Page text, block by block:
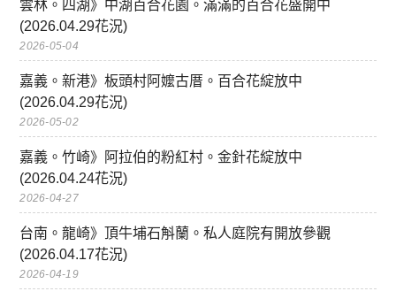
雲林。四湖》中湖百合花園。滿滿的百合花盛開中
(2026.04.29花況)
2026-05-04
嘉義。新港》板頭村阿嬤古厝。百合花綻放中
(2026.04.29花況)
2026-05-02
嘉義。竹崎》阿拉伯的粉紅村。金針花綻放中
(2026.04.24花況)
2026-04-27
台南。龍崎》頂牛埔石斛蘭。私人庭院有開放參觀
(2026.04.17花況)
2026-04-19